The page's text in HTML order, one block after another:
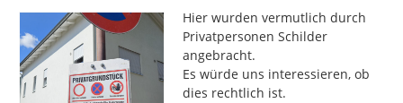
Hier wurden vermutlich durch
Privatpersonen Schilder
angebracht.
Es würde uns interessieren, ob
dies rechtlich ist.